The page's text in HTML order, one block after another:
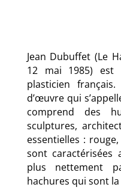
Jean Dubuffet (Le
12 mai 1985) est
plasticien
d’œuvre qui
comprend des
sculptures,
essentielles :
sont
plus nettement
hachures qui sont